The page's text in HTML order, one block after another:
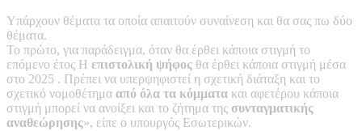
Υπάρχουν θέματα τα οποία απαιτούν συναίνεση και θα σας πω δύο
θέματα.
Το πρώτο, για παράδειγμα, όταν θα έρθει κάποια στιγμή το
επόμενο έτος Η επιστολική ψήφος θα έρθει κάποια στιγμή μέσα
στο 2025 . Πρέπει να υπερψηφιστεί η σχετική διάταξη και το
σχετικό νομοθέτημα από όλα τα κόμματα και αφετέρου κάποια
στιγμή μπορεί να ανοίξει και το ζήτημα της συνταγματικής
αναθεώρησης», είπε ο υπουργός Εσωτερικών.